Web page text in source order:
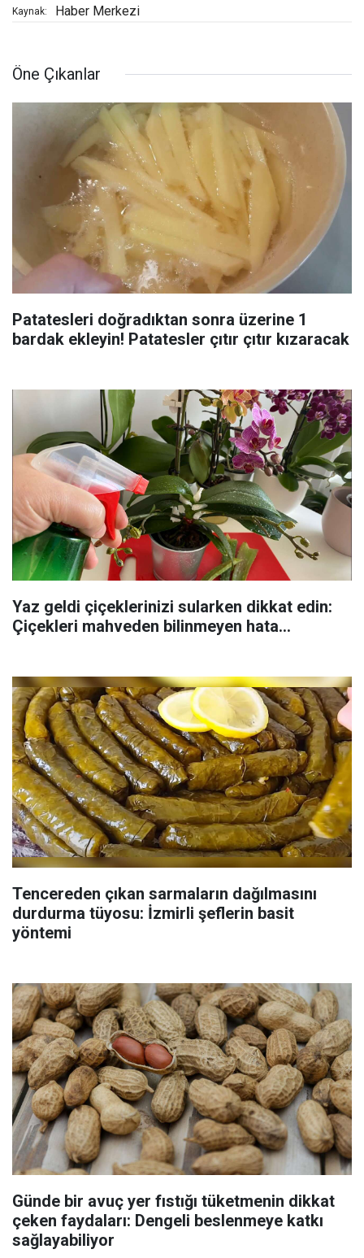
Kaynak: Haber Merkezi
Öne Çıkanlar
Patatesleri doğradıktan sonra üzerine 1
bardak ekleyin! Patatesler çıtır çıtır kızaracak
Yaz geldi çiçeklerinizi sularken dikkat edin:
Çiçekleri mahveden bilinmeyen hata...
Tencereden çıkan sarmaların dağılmasını
durdurma tüyosu: İzmirli şeflerin basit
yöntemi
Günde bir avuç yer fıstığı tüketmenin dikkat
çeken faydaları: Dengeli beslenmeye katkı
sağlayabiliyor